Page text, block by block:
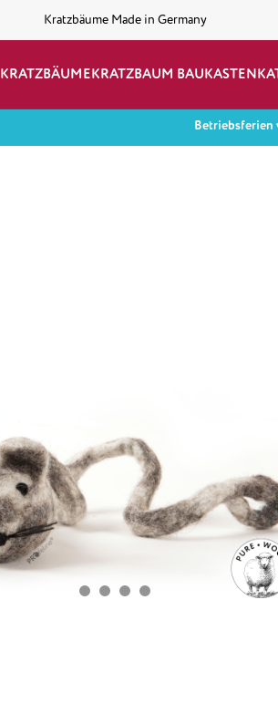
Kratzbäume Made in Germany
KRATZBÄUMEKRATZBAUM BAUKASTEN
Betriebsferien